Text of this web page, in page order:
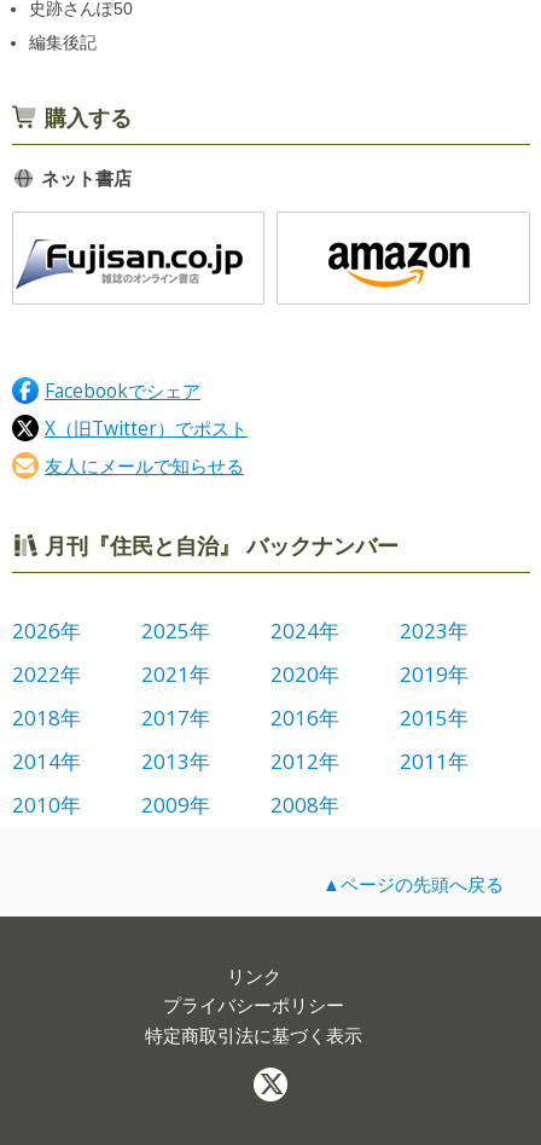
史跡さんぽ50
編集後記
購入する
ネット書店
Facebookでシェア
X（旧Twitter）でポスト
友人にメールで知らせる
月刊『住民と自治』 バックナンバー
2026年 2025年 2024年
2023年
2022年
2021年 2020年
2019年
2018年
2017年 2016年
2015年
2014年
2013年 2012年
2011年
2010年
2009年 2008年
▲ページの先頭へ戻る
リンク
プライバシーポリシー
特定商取引法に基づく表示